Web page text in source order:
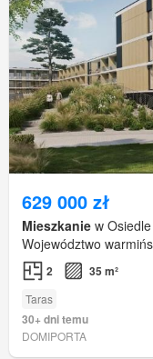
629 000 zł
Mieszkanie w
Województwo
2 35 m²
Taras
30+ dni temu
DOMIPORTA